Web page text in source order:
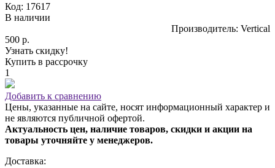
Код: 17617
В наличии
Производитель: Vertical
500 р.
Узнать скидку!
Купить в рассрочку
1
Добавить к сравнению
Цены, указанные на сайте, носят информационный характер и
не являются публичной офертой.
Актуальность цен, наличие товаров, скидки и акции на
товары уточняйте у менеджеров.
Доставка: